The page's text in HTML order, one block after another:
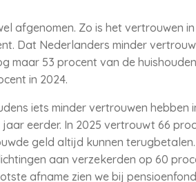
afgenomen. Zo is het vertrouwen
Dat Nederlanders minder
maar 53 procent van de
in 2024.
iets minder vertrouwen hebben
eerder. In 2025 vertrouwt 66
geld altijd kunnen
aan verzekerden op 60
afname zien we bij